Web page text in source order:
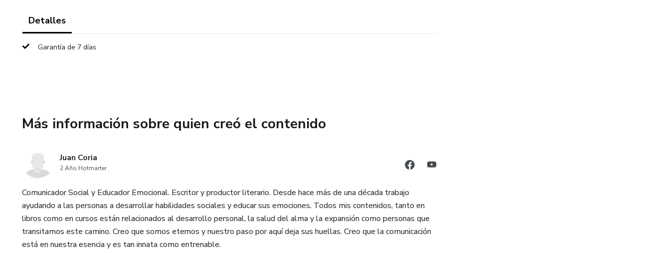
Detalles
Garantía de 7 días
Más información sobre quien creó el contenido
Juan Coria
2 Año Hotmarter
Comunicador Social y Educador Emocional. Escritor y productor literario. Desde hace más de una década trabajo
ayudando a las personas a desarrollar habilidades sociales y educar sus emociones. Todos mis contenidos, tanto en
libros como en cursos están relacionados al desarrollo personal, la salud del alma y la expansión como personas que
transitamos este camino. Creo que somos eternos y nuestro paso por aquí deja sus huellas. Creo que la comunicación
está en nuestra esencia y es tan innata como entrenable.